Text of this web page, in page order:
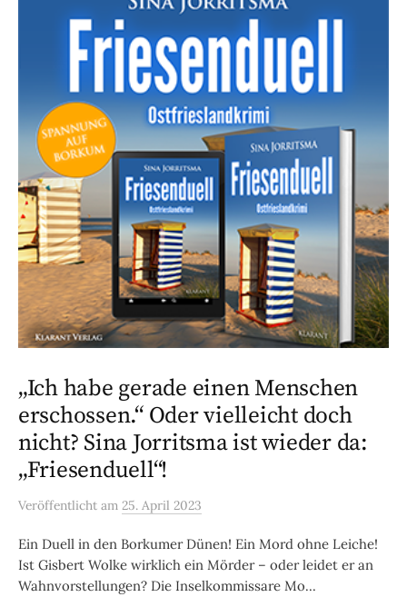
„Ich habe gerade einen Menschen
erschossen.“ Oder vielleicht doch
nicht? Sina Jorritsma ist wieder da:
„Friesenduell“!
Veröffentlicht am 25. April 2023
Ein Duell in den Borkumer Dünen! Ein Mord ohne Leiche!
Ist Gisbert Wolke wirklich ein Mörder – oder leidet er an
Wahnvorstellungen? Die Inselkommissare Mo...